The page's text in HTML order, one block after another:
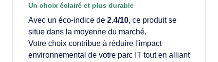
Un choix éclairé et plus durable
Avec un éco-indice de 2.4/10, ce produit se
situe dans la moyenne du marché.
Votre choix contribue à réduire l'impact
environnemental de votre parc IT tout en alliant